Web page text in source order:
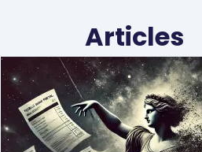
Articles